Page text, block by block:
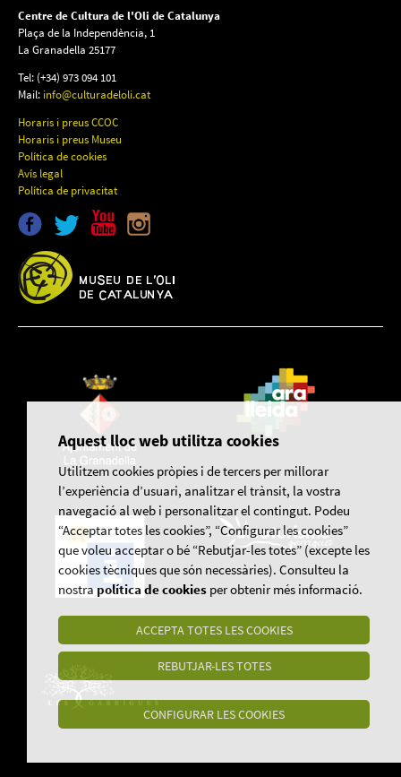
Centre de Cultura de l'Oli de Catalunya
Plaça de la Independència, 1
La Granadella 25177
Tel: (+34) 973 094 101
Mail: info@culturadeloli.cat
Horaris i preus CCOC
Horaris i preus Museu
Política de cookies
Avís legal
Política de privacitat
Aquest lloc web utilitza cookies
Utilitzem cookies pròpies i de tercers per millorar
l’experiència d’usuari, analitzar el trànsit, la vostra
navegació al web i personalitzar el contingut. Podeu
“Acceptar totes les cookies”, “Configurar les cookies”
que voleu acceptar o bé “Rebutjar-les totes” (excepte les
cookies tècniques que són necessàries). Consulteu la
nostrapolítica de cookies per obtenir més informació.
ACCEPTA TOTES LES COOKIES
REBUTJAR-LES TOTES
CONFIGURAR LES COOKIES